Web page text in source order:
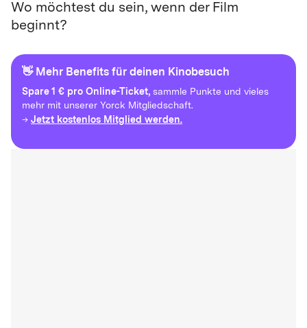
Wo möchtest du sein, wenn der Film
beginnt?
👋 Mehr Benefits für deinen Kinobesuch
Spare1 € pro Online-Ticket, sammle Punkte und vieles
mehr mit unserer Yorck Mitgliedschaft.
→ Jetzt kostenlos Mitglied werden.